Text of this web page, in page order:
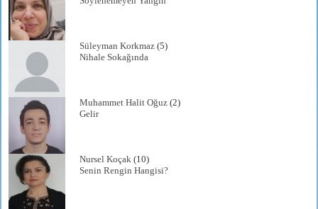
Süleyman Korkmaz (5)
Nihale Sokağında
Muhammet Halit Oğuz (2)
Gelir
Nursel Koçak (10)
Senin Rengin Hangisi?